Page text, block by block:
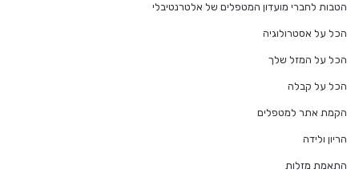
הטבות לחברי מועדון המטפלים של אלטרנטיבלי
הכל על אסטרולוגיה
הכל על המזל שלך
הכל על קבלה
הקמת אתר למטפלים
הריון ולידה
התאמת מזלות